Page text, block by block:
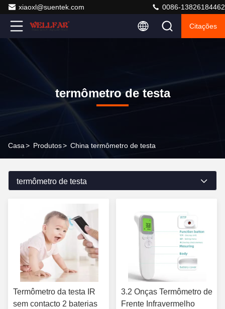
xiaoxl@suentek.com 0086-13826184462
Citações
termômetro de testa
Casa> Produtos> China termômetro de testa
termômetro de testa
Termômetro da testa IR
sem contacto 2 baterias
3.2 Onças Termômetro de
Frente Infravermelho